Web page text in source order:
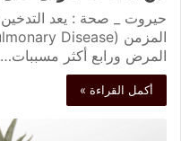
حيروت _ صحة : يعد
المرض ورابع أكثر مسببات…
أكمل القراءة »